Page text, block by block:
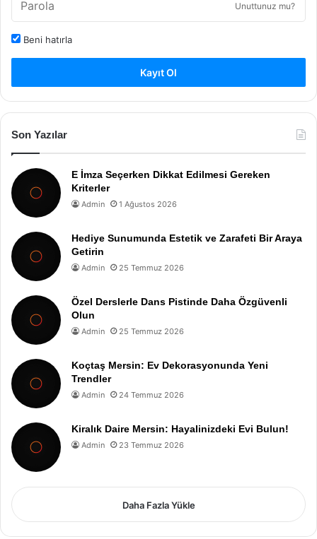
Unuttunuz mu?
Beni hatırla
Kayıt Ol
Son Yazılar
E İmza Seçerken Dikkat Edilmesi Gereken
Kriterler
Admin 1 Ağustos 2026
Hediye Sunumunda Estetik ve Zarafeti Bir Araya
Getirin
Admin 25 Temmuz 2026
Özel Derslerle Dans Pistinde Daha Özgüvenli
Olun
Admin 25 Temmuz 2026
Koçtaş Mersin: Ev Dekorasyonunda Yeni
Trendler
Admin 24 Temmuz 2026
Kiralık Daire Mersin: Hayalinizdeki Evi Bulun!
Admin 23 Temmuz 2026
Daha Fazla Yükle